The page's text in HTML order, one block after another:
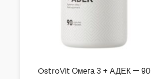
OstroVit Омега 3 + АДЕК — 90